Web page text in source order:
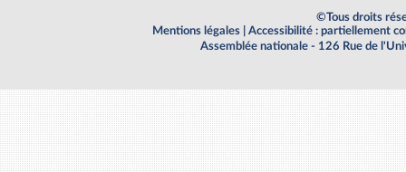
©Tous droits
Mentions légales
Accessibilité : partiellement
Assemblée nationale - 126 Rue de